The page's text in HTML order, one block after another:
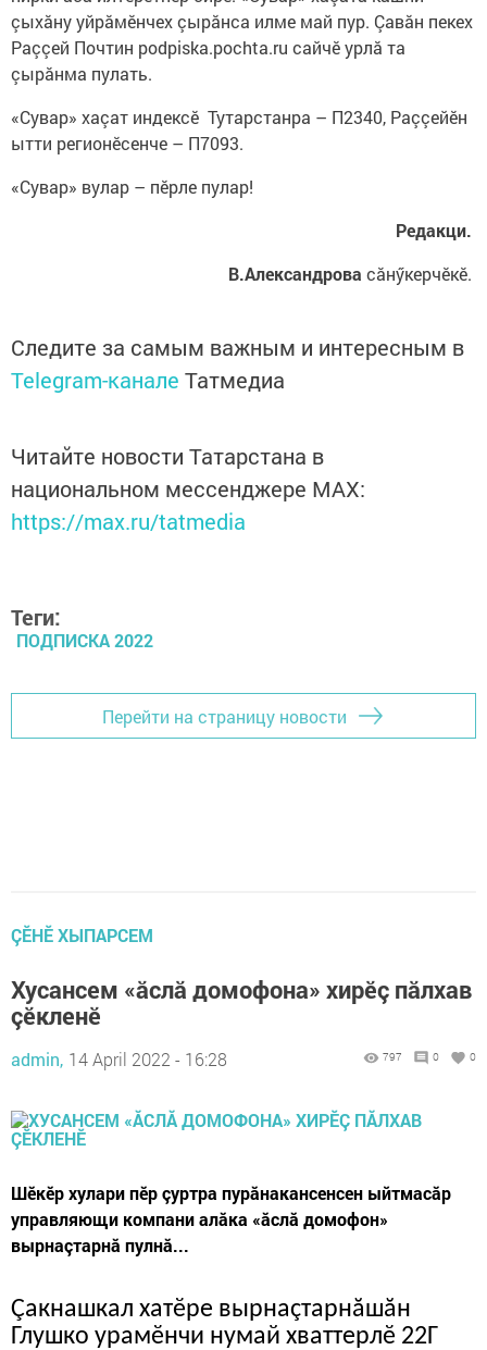
çыхăну уйрăмӗнчех çырăнса илме май пур. Çавăн пекех
Раççей Почтин podpiska.pochta.ru сайчӗ урлă та
çырăнма пулать.
«Сувар» хаçат индексӗ Тутарстанра – П2340, Раççейӗн
ытти регионӗсенче – П7093.
«Сувар» вулар – пӗрле пулар!
Редакци.
В.Александрова сăнӳкерчӗкӗ.
Следите за самым важным и интересным в
Telegram-канале Татмедиа
Читайте новости Татарстана в
национальном мессенджере MАХ:
https://max.ru/tatmedia
Теги:
ПОДПИСКА 2022
Перейти на страницу новости
ÇӖНӖ ХЫПАРСЕМ
Хусансем «ăслă домофона» хирӗç пăлхав
çӗкленӗ
admin, 14 April 2022 - 16:28 797 0 0
Шӗкӗр хулари пӗр çуртра пурăнакансенсен ыйтмасăр
управляющи компани алăка «ăслă домофон»
вырнаçтарнă пулнă...
Çакнашкал хатӗре вырнаçтарнăшăн
Глушко урамӗнчи нумай хваттерлӗ 22Г